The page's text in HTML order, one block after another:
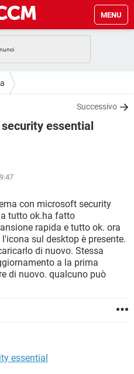
MENU
ANDROID
WHATSAPP
FACEBOOK
GAMING
FACEBOOK
ANDROID
WHATSAPP
FACEBOOK
ANDROID
WINDOWS 10
WHATSAPP
FACEBOOK
Successivo
essential
con microsoft security
tutto ok.ha fatto
rapida e tutto ok. ora
sul desktop è presente.
di nuovo. Stessa
a la prima
di nuovo. qualcuno può
essential